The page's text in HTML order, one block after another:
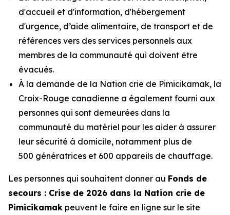
d'accueil et d'information, d'hébergement
d'urgence, d’aide alimentaire, de transport et de
références vers des services personnels aux
membres de la communauté qui doivent être
évacués.
À la demande de la Nation crie de Pimicikamak, la
Croix-Rouge canadienne a également fourni aux
personnes qui sont demeurées dans la
communauté du matériel pour les aider à assurer
leur sécurité à domicile, notamment plus de
500 génératrices et 600 appareils de chauffage.
Les personnes qui souhaitent donner au Fonds de
secours : Crise de 2026 dans la Nation crie de
Pimicikamak peuvent le faire en ligne sur le site